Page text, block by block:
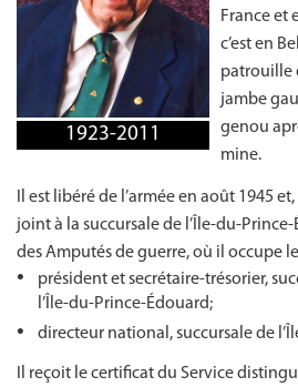
1923-2011
France et
c’est en
patrouille
jambe
genou
mine.
Il est libéré de l’armée en août 1945
joint à la succursale de
des Amputés de guerre, où il occupe
président et secrétaire-trésorier,
l’Île‑du‑Prince‑Édouard;
directeur national, succursale de
Il reçoit le certificat du Service